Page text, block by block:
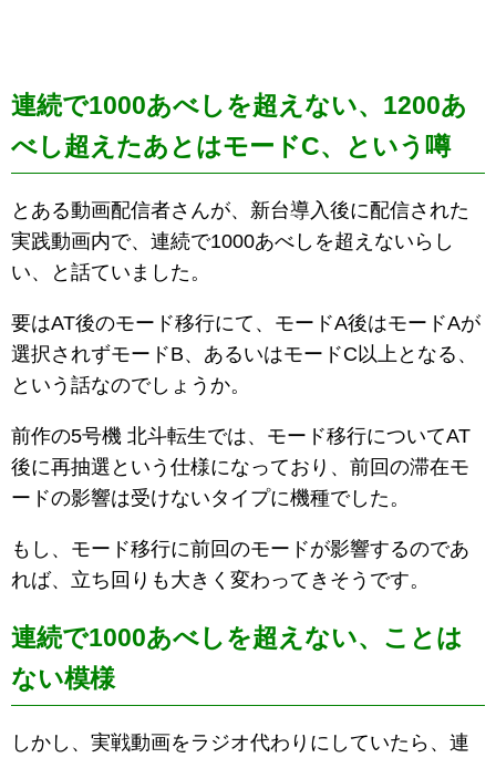
連続で1000あべしを超えない、1200あ
べし超えたあとはモードC、という噂
とある動画配信者さんが、新台導入後に配信された
実践動画内で、連続で1000あべしを超えないらし
い、と話ていました。
要はAT後のモード移行にて、モードA後はモードAが
選択されずモードB、あるいはモードC以上となる、
という話なのでしょうか。
前作の5号機 北斗転生では、モード移行についてAT
後に再抽選という仕様になっており、前回の滞在モ
ードの影響は受けないタイプに機種でした。
もし、モード移行に前回のモードが影響するのであ
れば、立ち回りも大きく変わってきそうです。
連続で1000あべしを超えない、ことは
ない模様
しかし、実戦動画をラジオ代わりにしていたら、連